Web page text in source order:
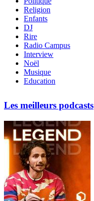
Religion
Enfants
DJ
Rire
Radio Campus
Interview
Noël
Musique
Education
Les meilleurs podcasts